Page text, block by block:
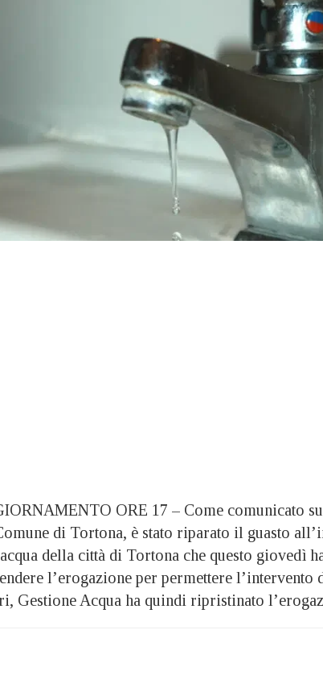
ORE 17 – Come comunicato
di Tortona, è stato riparato il guasto
della città di Tortona che questo giovedì
l’erogazione per permettere
Gestione Acqua ha quindi ripristinato